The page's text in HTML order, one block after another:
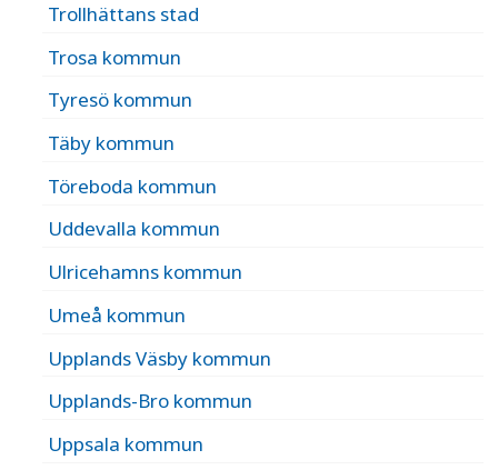
Trollhättans stad
Trosa kommun
Tyresö kommun
Täby kommun
Töreboda kommun
Uddevalla kommun
Ulricehamns kommun
Umeå kommun
Upplands Väsby kommun
Upplands-Bro kommun
Uppsala kommun